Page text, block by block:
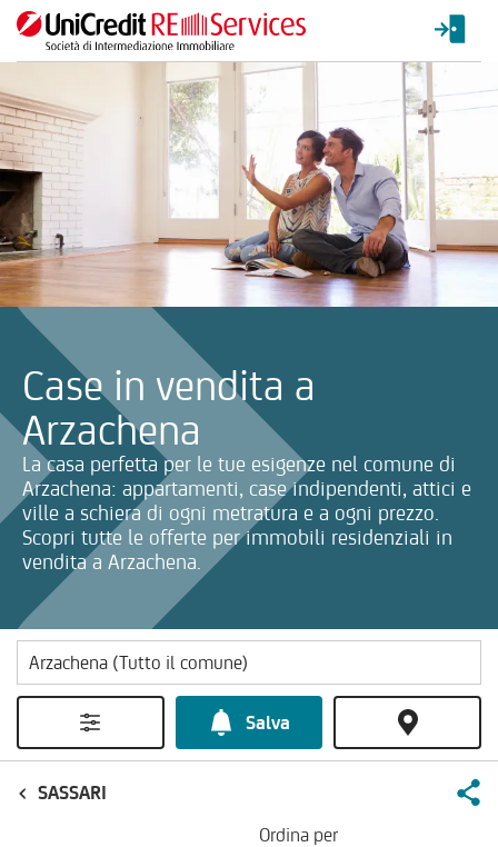
Case in vendita a
Arzachena
La casa perfetta per le tue esigenze nel comune di
Arzachena: appartamenti, case indipendenti, attici e
ville a schiera di ogni metratura e a ogni prezzo.
Scopri tutte le offerte per immobili residenziali in
vendita a Arzachena.
La ricerca verrà inviata automaticamente alla selezione delle
Salva
SASSARI
Ordina per